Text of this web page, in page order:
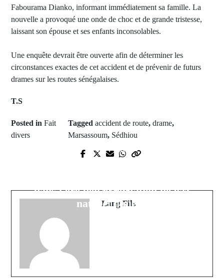
Fabourama Dianko, informant immédiatement sa famille. La
nouvelle a provoqué une onde de choc et de grande tristesse,
laissant son épouse et ses enfants inconsolables.
Une enquête devrait être ouverte afin de déterminer les
circonstances exactes de cet accident et de prévenir de futurs
drames sur les routes sénégalaises.
T.S
Posted in Fait
divers
Taggedaccident de route,drame,
Marsassoum, Sédhiou
Prev Post
l'AFLD
dans l'ère de l'exportation de gaz
naturel liquéfié
Lang Fils